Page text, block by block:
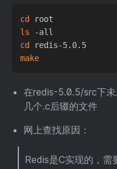
cd
ls
cd
make
在redis-5.0.5/src下
几个.c后辍的文件
网上查找原因：
Redis是C实现的，